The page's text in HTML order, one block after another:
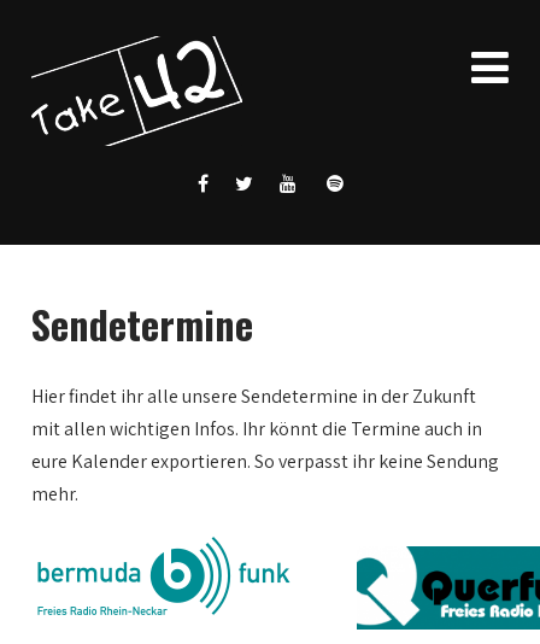
Sendetermine
Hier findet ihr alle unsere Sendetermine in der Zukunft
mit allen wichtigen Infos. Ihr könnt die Termine auch in
eure Kalender exportieren. So verpasst ihr keine Sendung
mehr.
1:00